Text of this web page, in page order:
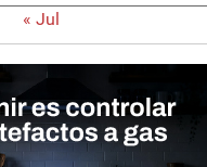
« Jul